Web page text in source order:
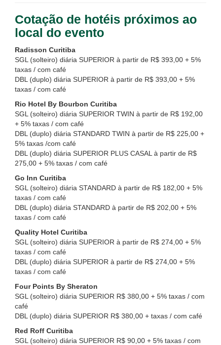
Cotação de hotéis próximos ao
local do evento
Radisson Curitiba
SGL (solteiro) diária SUPERIOR à partir de R$ 393,00 + 5%
taxas / com café
DBL (duplo) diária SUPERIOR à partir de R$ 393,00 + 5%
taxas / com café
Rio Hotel By Bourbon Curitiba
SGL (solteiro) diária SUPERIOR TWIN à partir de R$ 192,00
+ 5% taxas / com café
DBL (duplo) diária STANDARD TWIN à partir de R$ 225,00 +
5% taxas /com café
DBL (duplo) diária SUPERIOR PLUS CASAL à partir de R$
275,00 + 5% taxas / com café
Go Inn Curitiba
SGL (solteiro) diária STANDARD à partir de R$ 182,00 + 5%
taxas / com café
DBL (duplo) diária STANDARD à partir de R$ 202,00 + 5%
taxas / com café
Quality Hotel Curitiba
SGL (solteiro) diária SUPERIOR à partir de R$ 274,00 + 5%
taxas / com café
DBL (duplo) diária SUPERIOR à partir de R$ 274,00 + 5%
taxas / com café
Four Points By Sheraton
SGL (solteiro) diária SUPERIOR R$ 380,00 + 5% taxas / com
café
DBL (duplo) diária SUPERIOR R$ 380,00 + taxas / com café
Red Roff Curitiba
SGL (solteiro) diária SUPERIOR R$ 90,00 + 5% taxas / com